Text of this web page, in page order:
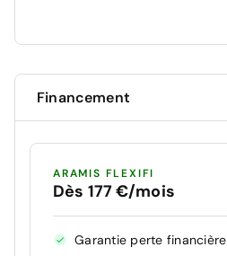
Financement
ARAMIS FLEXIFI
Dès 177 €/mois
Garantie perte financière